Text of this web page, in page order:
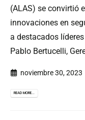
(ALAS) se convirtió
innovaciones en
a destacados
Pablo Bertucelli,
noviembre 30, 2023
READ MORE...